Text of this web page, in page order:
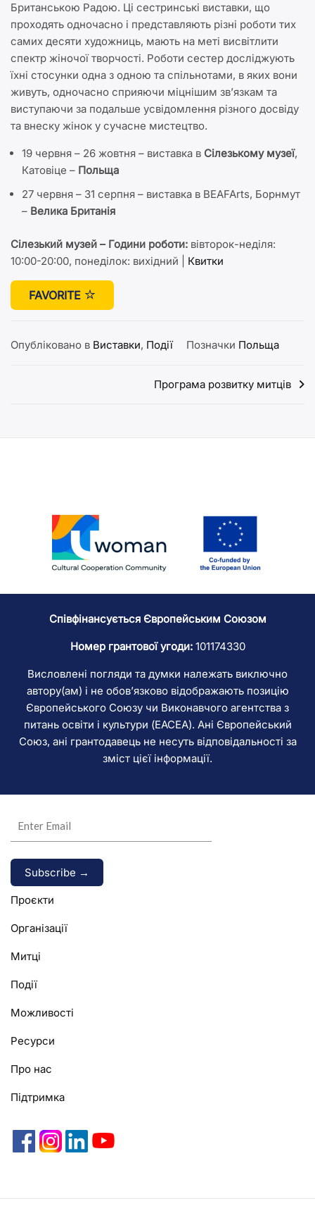
Британською Радою. Ці сестринські виставки, що
проходять одночасно і представляють різні роботи тих
самих десяти художниць, мають на меті висвітлити
спектр жіночої творчості. Роботи сестер досліджують
їхні стосунки одна з одною та спільнотами, в яких вони
живуть, одночасно сприяючи міцнішим зв’язкам та
виступаючи за подальше усвідомлення різного досвіду
та внеску жінок у сучасне мистецтво.
19 червня – 26 жовтня – виставка в Сілезькому музеї,
Катовіце – Польща
27 червня – 31 серпня – виставка в BEAFArts, Борнмут
– Велика Британія
Сілезький музей – Години роботи: вівторок-неділя:
10:00-20:00, понеділок: вихідний | Квитки
FAVORITE
Опубліковано в Виставки, Події Позначки Польща
Програма розвитку митців
Співфінансується Європейським Союзом
Номер грантової угоди:101174330
Висловлені погляди та думки належать виключно
автору(ам) і не обов’язково відображають позицію
Європейського Союзу чи Виконавчого агентства з
питань освіти і культури (EACEA). Ані Європейський
Союз, ані грантодавець не несуть відповідальності за
зміст цієї інформації.
Alternative:
Проєкти
Організації
Митці
Події
Можливості
Ресурси
Про нас
Підтримка